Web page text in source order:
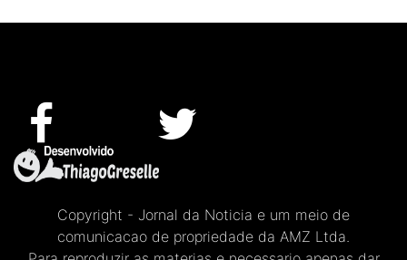
Copyright - Jornal da Noticia e um meio de
comunicacao de propriedade da AMZ Ltda.